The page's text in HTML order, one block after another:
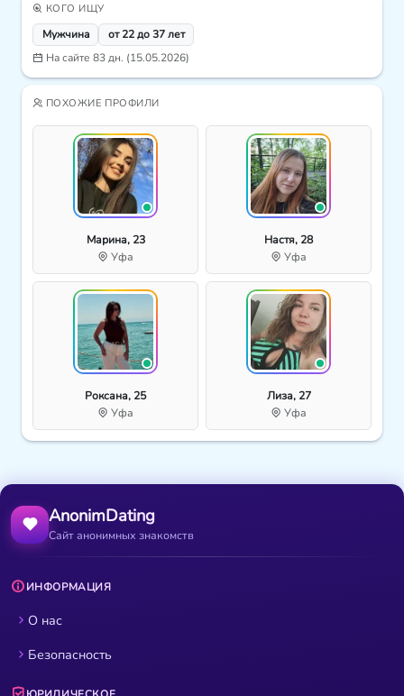
КОГО ИЩУ
Мужчина
от 22 до 37 лет
На сайте 83 дн. (15.05.2026)
ПОХОЖИЕ ПРОФИЛИ
Марина, 23
Уфа
Настя, 28
Уфа
Роксана, 25
Уфа
Лиза, 27
Уфа
AnonimDating
Сайт анонимных знакомств
ИНФОРМАЦИЯ
О нас
Безопасность